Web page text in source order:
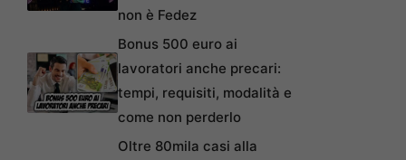
non è Fedez
Bonus 500 euro ai
lavoratori anche precari:
tempi, requisiti, modalità e
come non perderlo
Oltre 80mila casi alla